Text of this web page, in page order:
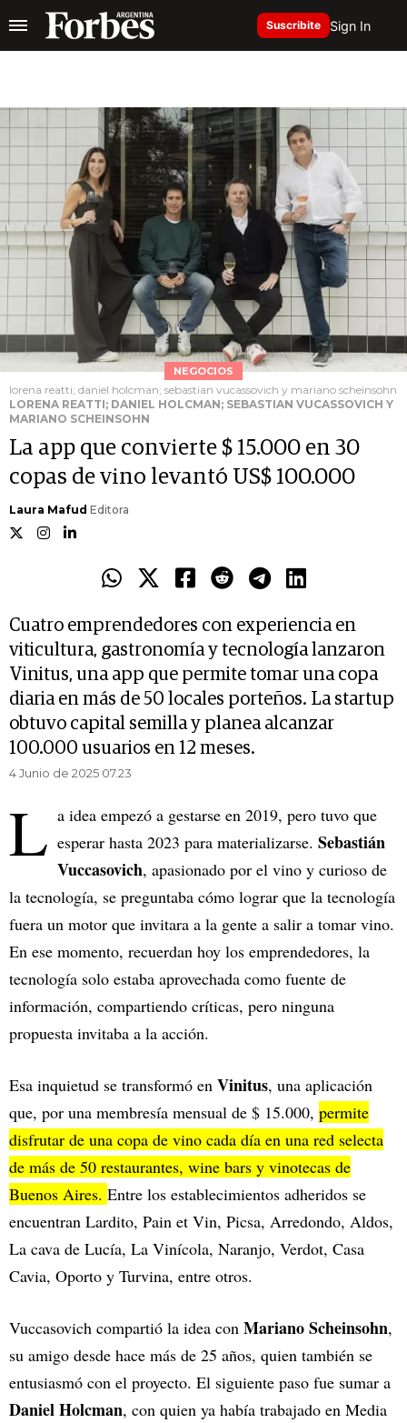
Suscribite Sign In
NEGOCIOS
lorena reatti; daniel holcman; sebastian vucassovich y mariano scheinsohn
LORENA REATTI; DANIEL HOLCMAN; SEBASTIAN VUCASSOVICH Y
MARIANO SCHEINSOHN
La app que convierte $ 15.000 en 30
copas de vino levantó US$ 100.000
Laura Mafud Editora
Cuatro emprendedores con experiencia en
viticultura, gastronomía y tecnología lanzaron
Vinitus, una app que permite tomar una copa
diaria en más de 50 locales porteños. La startup
obtuvo capital semilla y planea alcanzar
100.000 usuarios en 12 meses.
4 Junio de 2025 07.23
L a idea empezó a gestarse en 2019, pero tuvo que
esperar hasta 2023 para materializarse. Sebastián
Vuccasovich, apasionado por el vino y curioso de
la tecnología, se preguntaba cómo lograr que la tecnología
fuera un motor que invitara a la gente a salir a tomar vino.
En ese momento, recuerdan hoy los emprendedores, la
tecnología solo estaba aprovechada como fuente de
información, compartiendo críticas, pero ninguna
propuesta invitaba a la acción.
Esa inquietud se transformó en Vinitus, una aplicación
que, por una membresía mensual de $ 15.000, permite
disfrutar de una copa de vino cada día en una red selecta
de más de 50 restaurantes, wine bars y vinotecas de
Buenos Aires. Entre los establecimientos adheridos se
encuentran Lardito, Pain et Vin, Picsa, Arredondo, Aldos,
La cava de Lucía, La Vinícola, Naranjo, Verdot, Casa
Cavia, Oporto y Turvina, entre otros.
Vuccasovich compartió la idea con Mariano Scheinsohn,
su amigo desde hace más de 25 años, quien también se
entusiasmó con el proyecto. El siguiente paso fue sumar a
Daniel Holcman, con quien ya había trabajado en Media